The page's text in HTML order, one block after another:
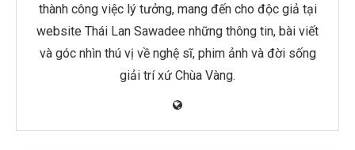
thành công việc lý tưởng, mang đến cho độc giả tại
website Thái Lan Sawadee những thông tin, bài viết
và góc nhìn thú vị về nghệ sĩ, phim ảnh và đời sống
giải trí xứ Chùa Vàng.